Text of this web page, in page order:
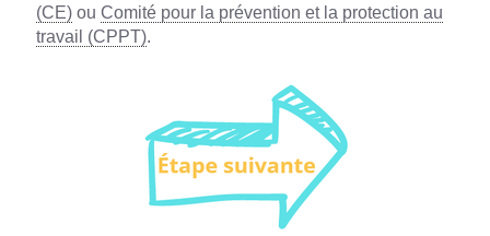
(CE)ou Comité pour la prévention et la protection au
travail (CPPT).